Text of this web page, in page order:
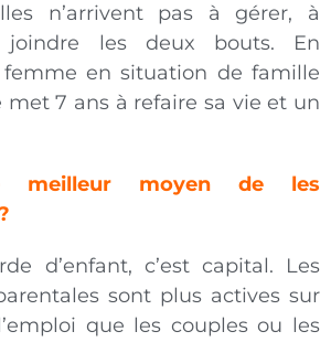
n’arrivent pas à gérer, à
joindre les deux bouts. En
en situation de famille
7 ans à refaire sa vie et un
meilleur moyen de les
d’enfant, c’est capital. Les
sont plus actives sur
que les couples ou les